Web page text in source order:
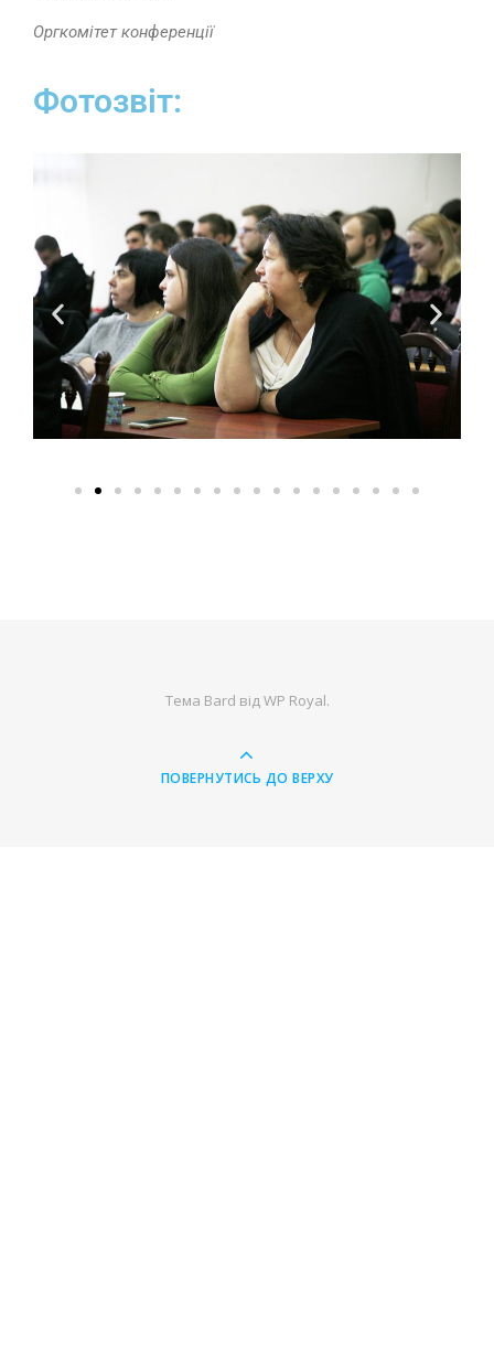
Оргкомітет конференції
Фотозвіт:
Тема Bard відWP Royal.
ПОВЕРНУТИСЬ ДО ВЕРХУ